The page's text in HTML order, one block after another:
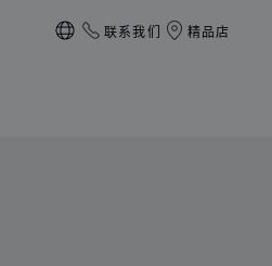
本地化（更改国家/地区）
联系我们 精品店